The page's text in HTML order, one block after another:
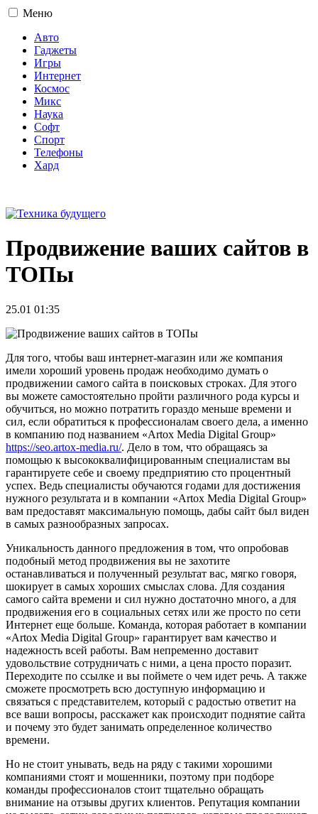
Меню
Авто
Гаджеты
Игры
Интернет
Космос
Микс
Наука
Софт
Спорт
Телефоны
Хард
Продвижение ваших сайтов в
ТОПы
25.01 01:35
Для того, чтобы ваш интернет-магазин или же компания
имели хороший уровень продаж необходимо думать о
продвижении самого сайта в поисковых строках. Для этого
вы можете самостоятельно пройти различного рода курсы и
обучиться, но можно потратить гораздо меньше времени и
сил, если обратиться к профессионалам своего дела, а именно
в компанию под названием «Artox Media Digital Group»
https://seo.artox-media.ru/. Дело в том, что обращаясь за
помощью к высококвалифицированным специалистам вы
гарантируете себе и своему предприятию сто процентный
успех. Ведь специалисты обучаются годами для достижения
нужного результата и в компании «Artox Media Digital Group»
вам предоставят максимальную помощь, дабы сайт был виден
в самых разнообразных запросах.
Уникальность данного предложения в том, что опробовав
подобный метод продвижения вы не захотите
останавливаться и полученный результат вас, мягко говоря,
шокирует в самых хороших смыслах слова. Для создания
самого сайта времени и сил нужно достаточно много, а для
продвижения его в социальных сетях или же просто по сети
Интернет еще больше. Команда, которая работает в компании
«Artox Media Digital Group» гарантирует вам качество и
надежность всей работы. Вам непременно доставит
удовольствие сотрудничать с ними, а цена просто поразит.
Переходите по ссылке и вы поймете о чем идет речь. А также
сможете просмотреть всю доступную информацию и
связаться с представителем, который с радостью ответит на
все ваши вопросы, расскажет как происходит поднятие сайта
и почему это будет занимать определенное количество
времени.
Но не стоит унывать, ведь на ряду с такими хорошими
компаниями стоят и мошенники, поэтому при подборе
команды профессионалов стоит тщательно обращать
внимание на отзывы других клиентов. Репутация компании